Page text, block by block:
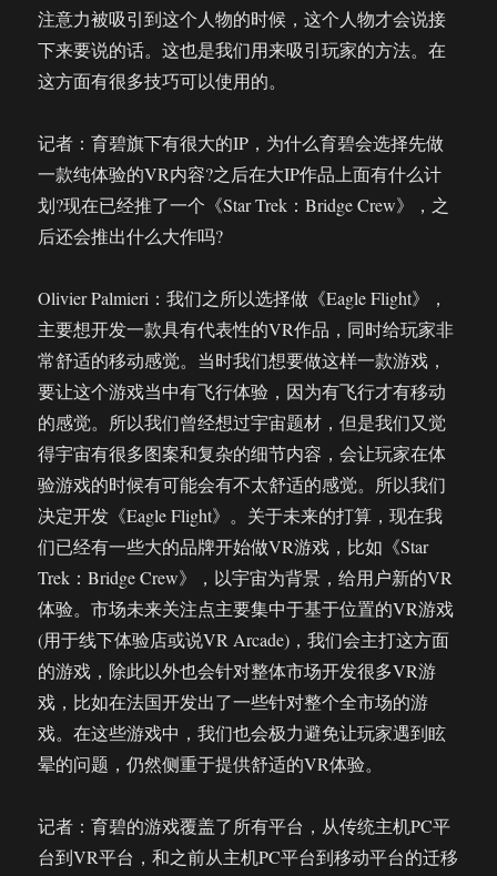
注意力被吸引到这个人物的时候，这个人物才会说接
下来要说的话。这也是我们用来吸引玩家的方法。在
这方面有很多技巧可以使用的。
记者：育碧旗下有很大的IP，为什么育碧会选择先做
一款纯体验的VR内容?之后在大IP作品上面有什么计
划?现在已经推了一个《Star Trek：Bridge Crew》，之
后还会推出什么大作吗?
Olivier Palmieri：我们之所以选择做《Eagle Flight》，
主要想开发一款具有代表性的VR作品，同时给玩家非
常舒适的移动感觉。当时我们想要做这样一款游戏，
要让这个游戏当中有飞行体验，因为有飞行才有移动
的感觉。所以我们曾经想过宇宙题材，但是我们又觉
得宇宙有很多图案和复杂的细节内容，会让玩家在体
验游戏的时候有可能会有不太舒适的感觉。所以我们
决定开发《Eagle Flight》。关于未来的打算，现在我
们已经有一些大的品牌开始做VR游戏，比如《Star
Trek：Bridge Crew》，以宇宙为背景，给用户新的VR
体验。市场未来关注点主要集中于基于位置的VR游戏
(用于线下体验店或说VR Arcade)，我们会主打这方面
的游戏，除此以外也会针对整体市场开发很多VR游
戏，比如在法国开发出了一些针对整个全市场的游
戏。在这些游戏中，我们也会极力避免让玩家遇到眩
晕的问题，仍然侧重于提供舒适的VR体验。
记者：育碧的游戏覆盖了所有平台，从传统主机PC平
台到VR平台，和之前从主机PC平台到移动平台的迁移